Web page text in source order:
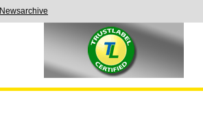
Newsarchive